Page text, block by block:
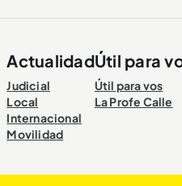
Actualidad
Judicial
Local
Internacional
Movilidad
Útil para
Útil para vos
La Profe Calle